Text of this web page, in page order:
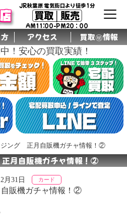
JR秋葉原 電気街口より徒歩1分
買取│販売
AM11:00-PM20：00
アクセス 買取㊙情報
グル
ープ
店舗
！安心の買取実績！
ジング 正月自販機ガチャ情報！②
月自販機ガチャ情報！②
月31日 カード
販機ガチャ情報！②